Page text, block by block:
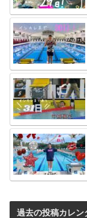
過去の投稿カレン